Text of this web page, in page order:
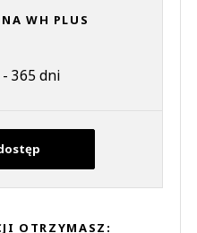
WH PLUS
- 365 dni
OTRZYMASZ: